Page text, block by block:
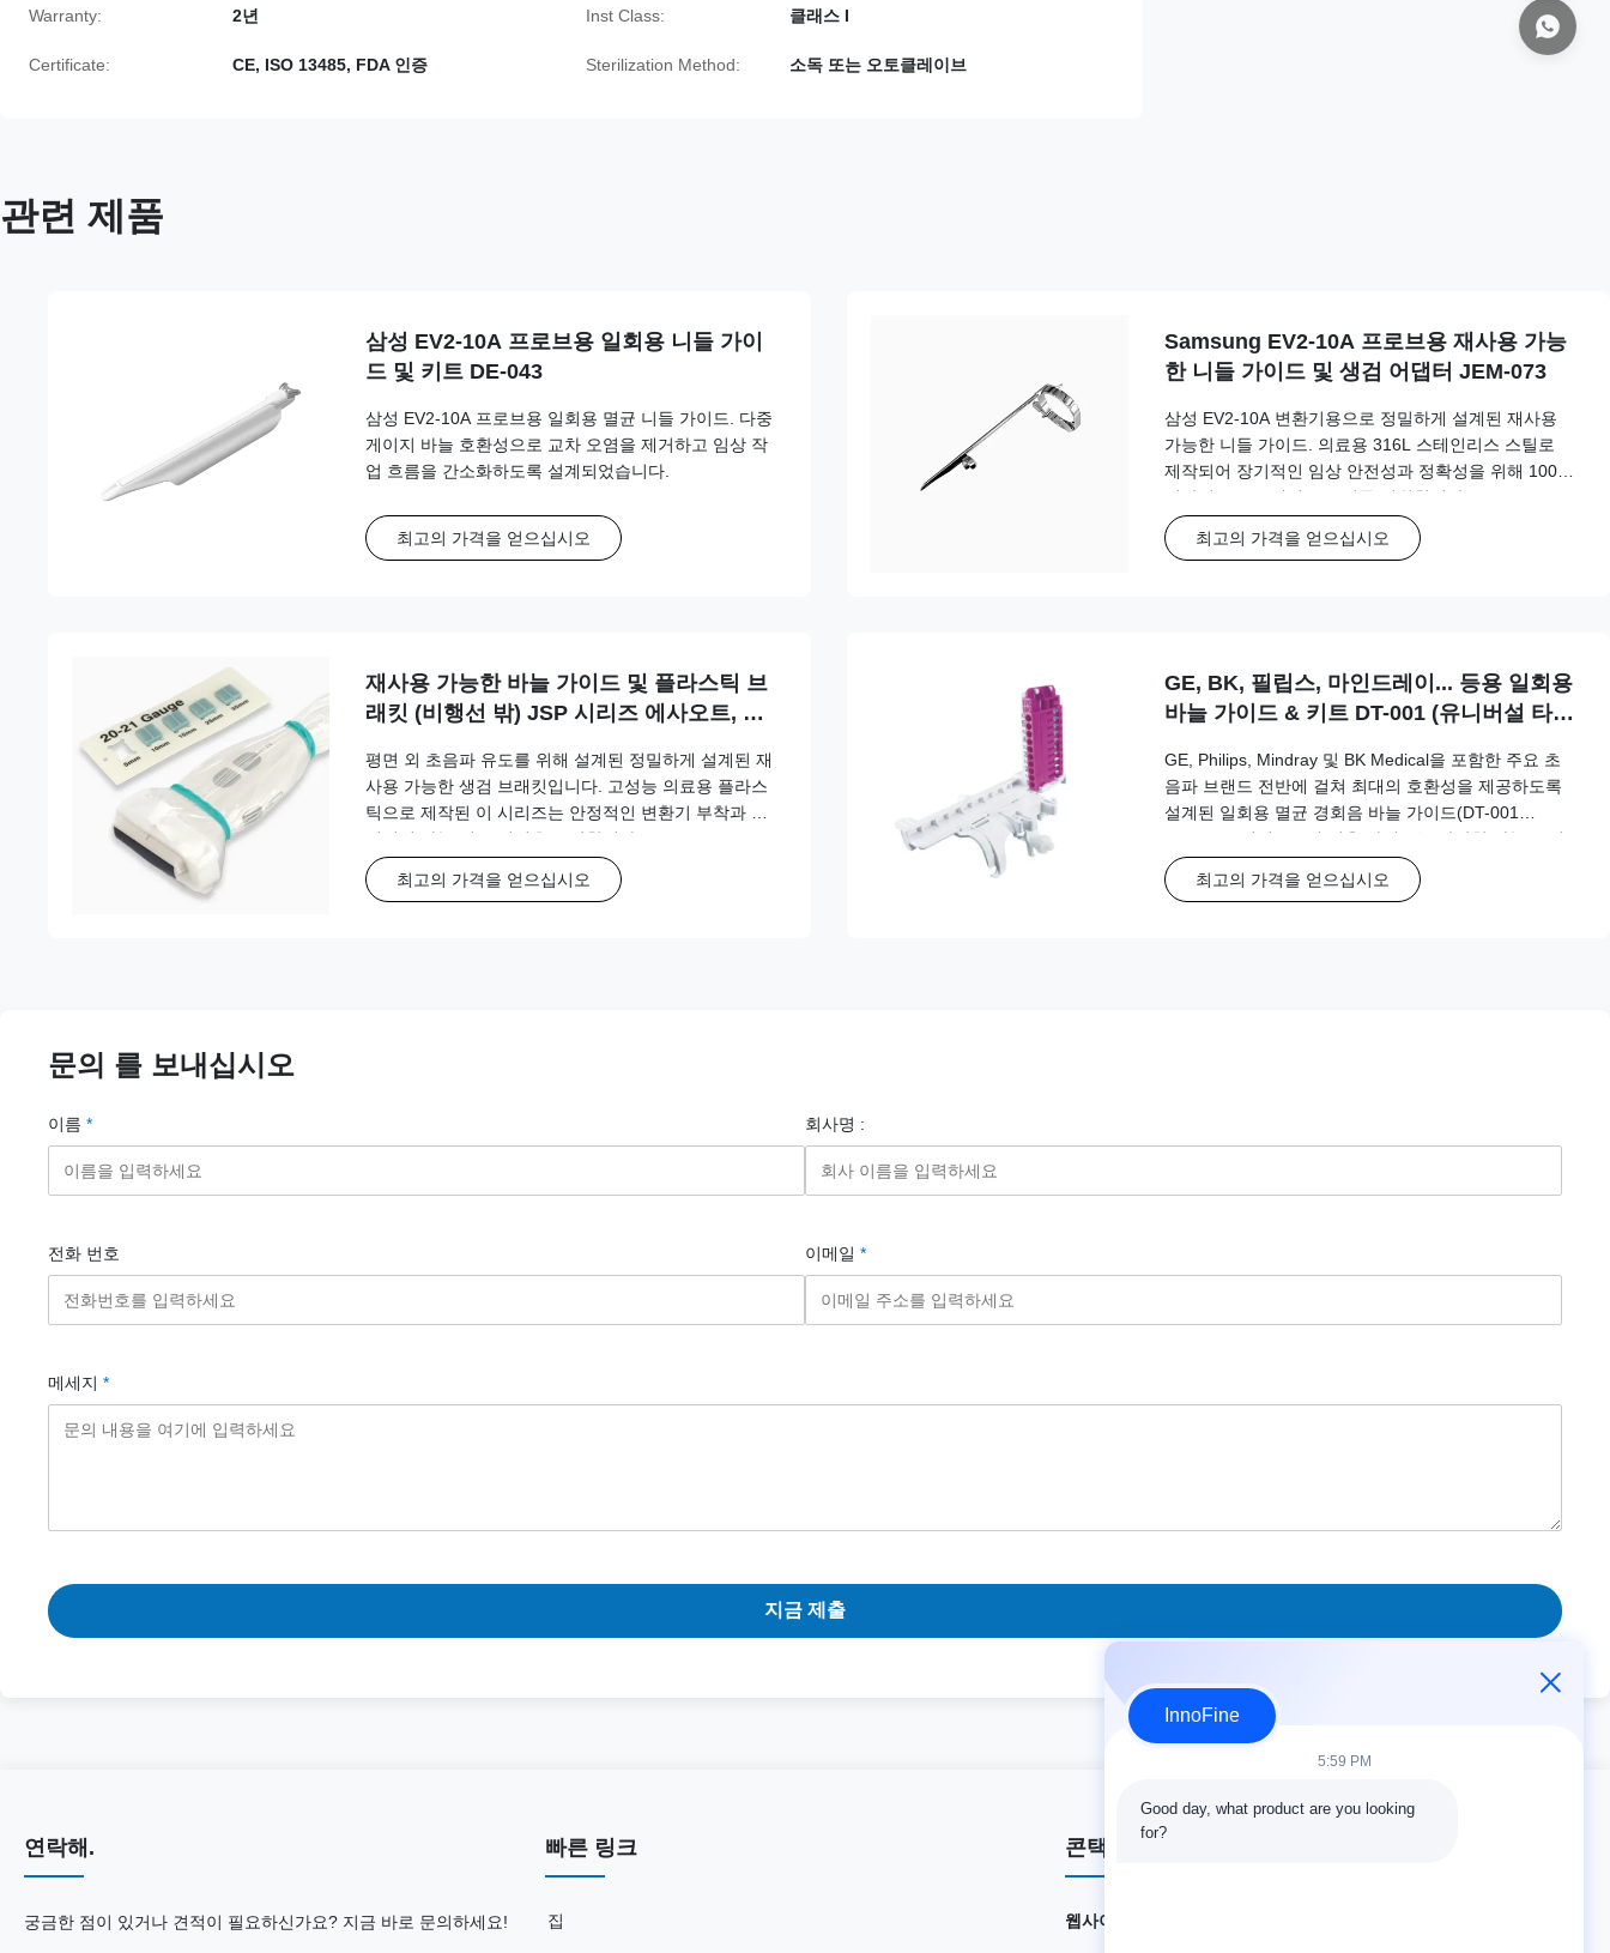
Warranty: 2년 Inst Class: 클래스 I
Certificate: CE, ISO 13485, FDA 인증 Sterilization Method: 소독 또는 오토클레이브
관련 제품
삼성 EV2-10A 프로브용 일회용 니들 가이
드 및 키트 DE-043
삼성 EV2-10A 프로브용 일회용 멸균 니들 가이드. 다중
게이지 바늘 호환성으로 교차 오염을 제거하고 임상 작
업 흐름을 간소화하도록 설계되었습니다.
최고의 가격을 얻으십시오
Samsung EV2-10A 프로브용 재사용 가능
한 니들 가이드 및 생검 어댑터 JEM-073
삼성 EV2-10A 변환기용으로 정밀하게 설계된 재사용
가능한 니들 가이드. 의료용 316L 스테인리스 스틸로
제작되어 장기적인 임상 안전성과 정확성을 위해 100회
이상의 오토클레이브 주기를 지원합니다.
최고의 가격을 얻으십시오
재사용 가능한 바늘 가이드 및 플라스틱 브
래킷 (비행선 밖) JSP 시리즈 에사오트, 후
삼성, 시멘스, 소노스케이프, 빈노
평면 외 초음파 유도를 위해 설계된 정밀하게 설계된 재
사용 가능한 생검 브래킷입니다. 고성능 의료용 플라스
틱으로 제작된 이 시리즈는 안정적인 변환기 부착과 안
정적인 바늘 경로 정렬을 보장합니다.
최고의 가격을 얻으십시오
GE, BK, 필립스, 마인드레이... 등용 일회용
바늘 가이드 & 키트 DT-001 (유니버설 타
GE, Philips, Mindray 및 BK Medical을 포함한 주요 초
음파 브랜드 전반에 걸쳐 최대의 호환성을 제공하도록
설계된 일회용 멸균 경회음 바늘 가이드(DT-001
Universal 시리즈). 이 범용 가이드는 다양한 바늘 크기
(15G-20G)를 지원합니다.
최고의 가격을 얻으십시오
문의 를 보내십시오
이름 * 회사명 :
전화 번호 이메일 *
메세지 *
지금 제출
연락해.
궁금한 점이 있거나 견적이 필요하신가요? 지금 바로 문의하세요!
빠른 링크
집
콘택트 세목
웹사이트:
InnoFine
5:59 PM
Good day, what product are you looking
for?